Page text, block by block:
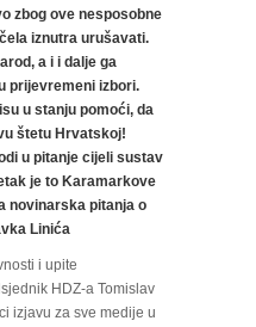
zbog ove nesposobne
iznutra urušavati.
a i i dalje ga
prijevremeni izbori.
u stanju pomoći, da
štetu Hrvatskoj!
u pitanje cijeli sustav
je to Karamarkove
novinarska pitanja o
Linića
i upite
HDZ-a Tomislav
izjavu za sve medije u